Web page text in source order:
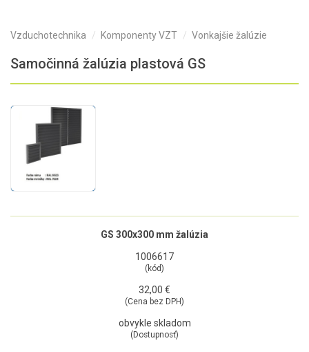
Vzduchotechnika Komponenty VZT Vonkajšie žalúzie
Samočinná žalúzia plastová GS
GS 300x300 mm žalúzia
1006617
(kód)
32,00 €
(Cena bez DPH)
obvykle skladom
(Dostupnosť)